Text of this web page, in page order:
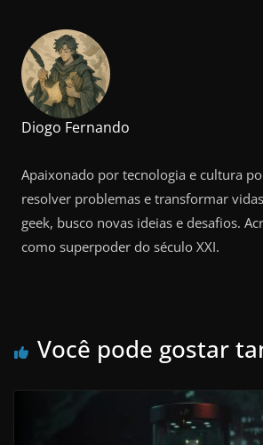
Diogo Fernando
Apaixonado por tecnologia e cultura
resolver problemas e transformar
geek, busco novas ideias e desafios.
como superpoder do século XXI.
Você pode gostar